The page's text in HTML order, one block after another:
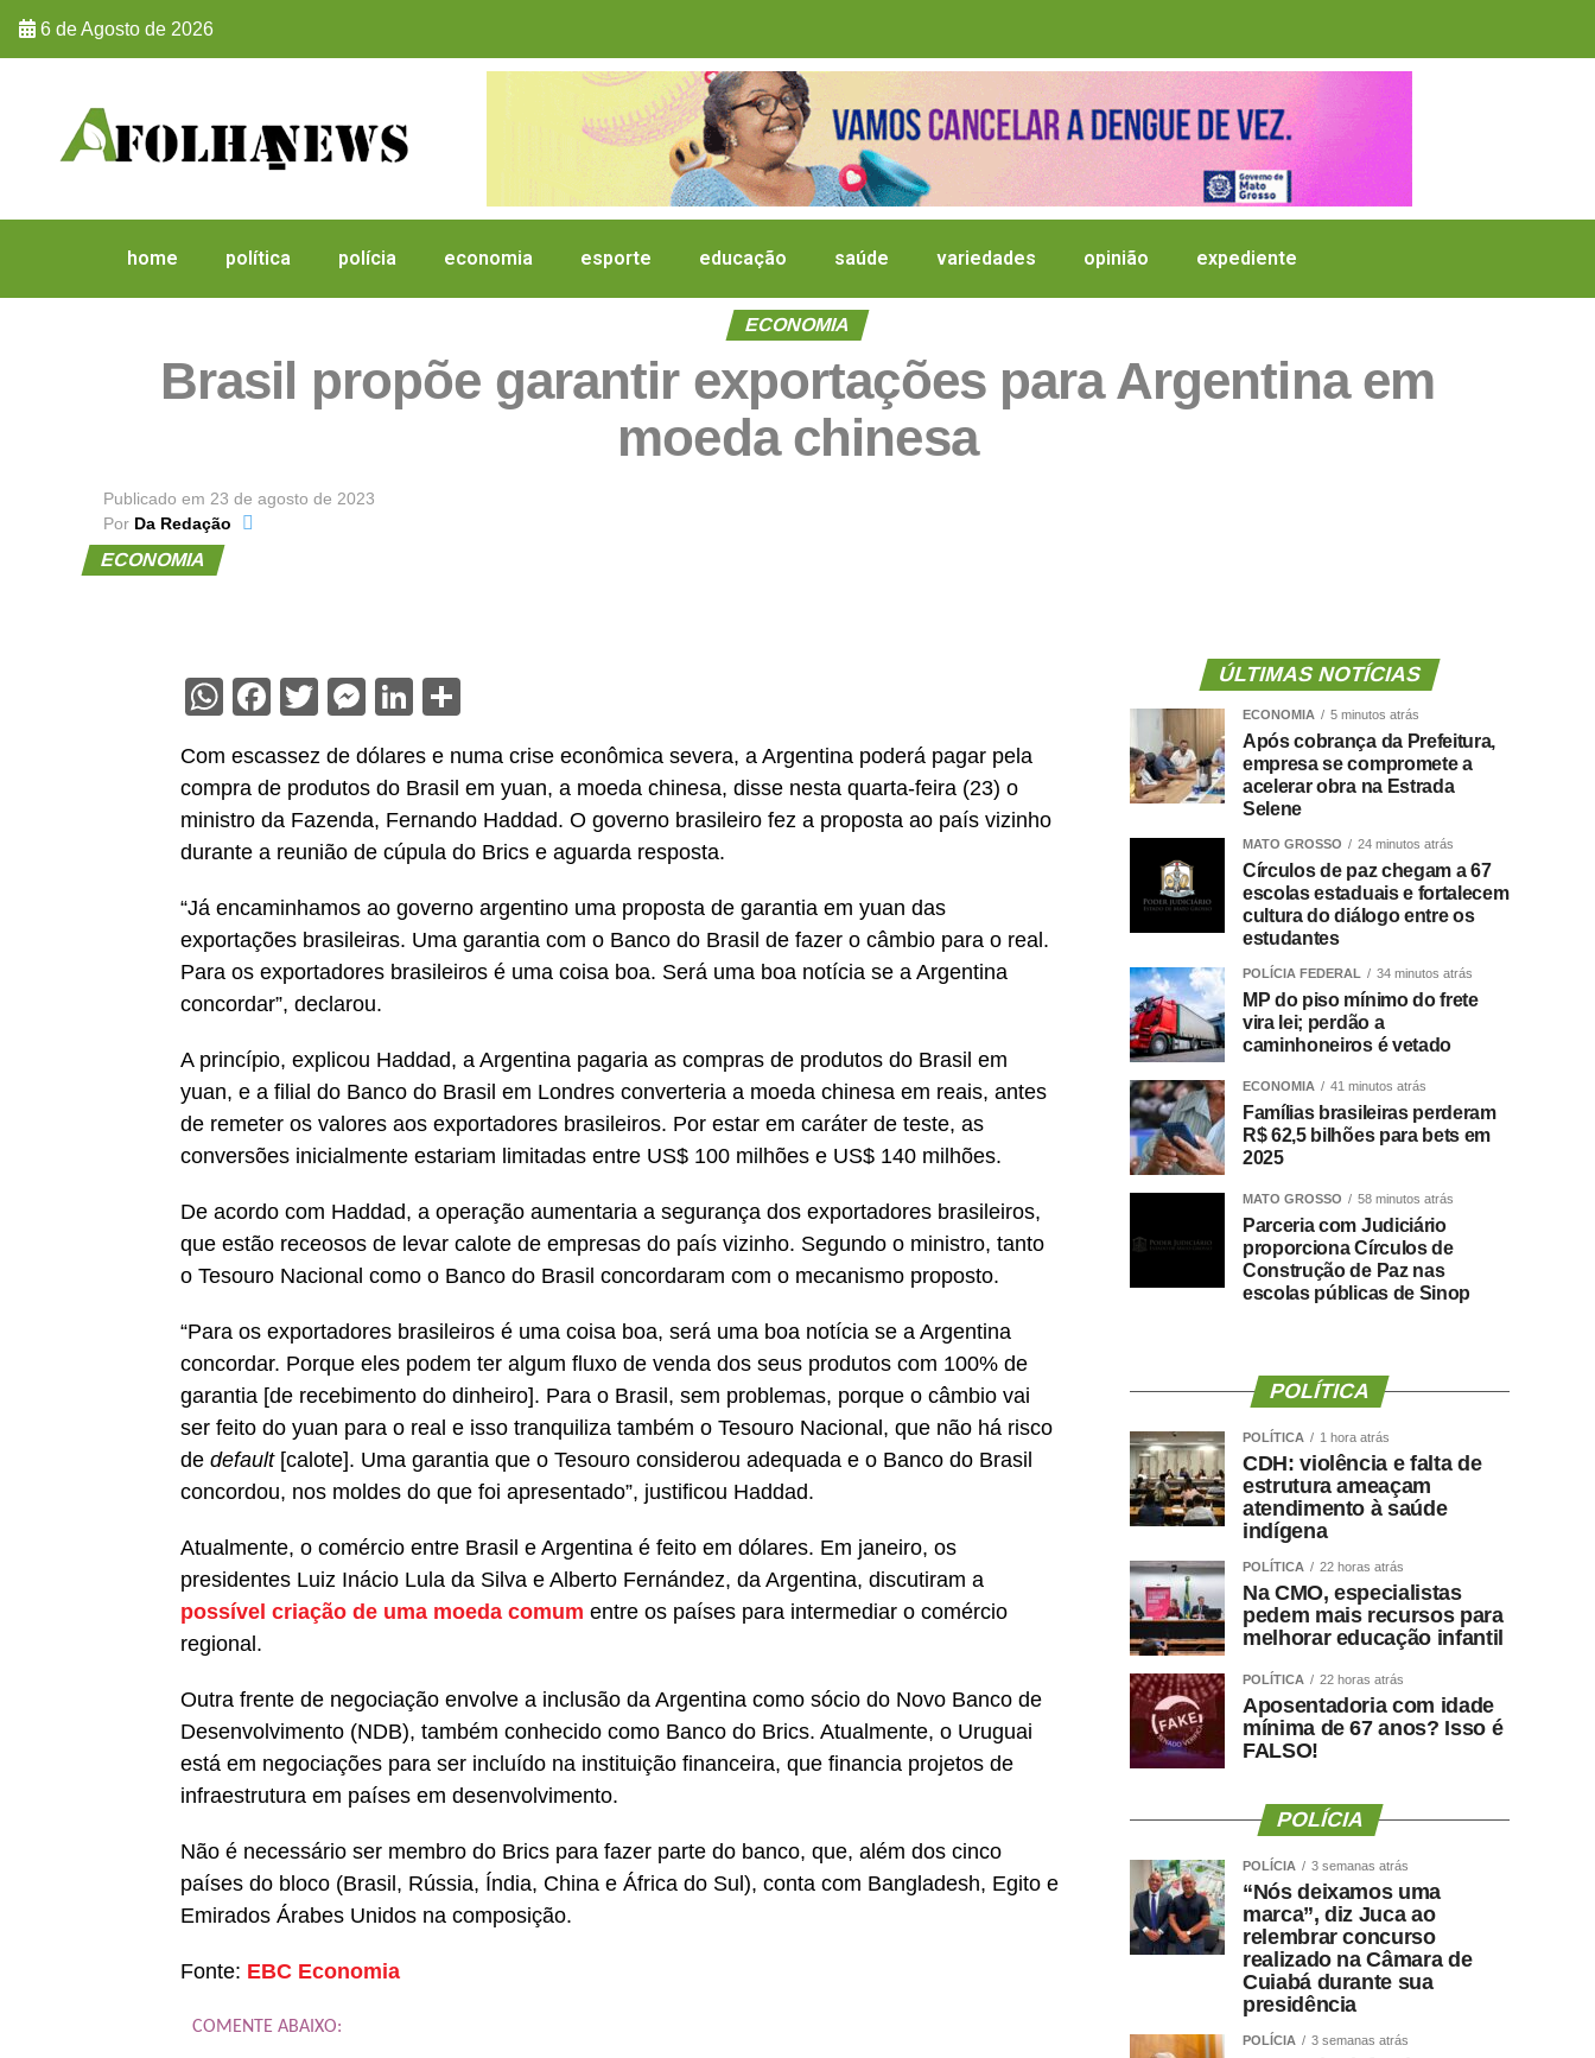
6 de Agosto de 2026
home política polícia economia esporte educação saúde variedades opinião expediente
ECONOMIA
Brasil propõe garantir exportações para Argentina em
moeda chinesa
Publicado em 23 de agosto de 2023
Por Da Redação
ECONOMIA
WhatsApp
Facebook
TwitterMessenger
LinkedIn
Com escassez de dólares e numa crise econômica severa, a Argentina poderá pagar pela
compra de produtos do Brasil em yuan, a moeda chinesa, disse nesta quarta-feira (23) o
ministro da Fazenda, Fernando Haddad. O governo brasileiro fez a proposta ao país vizinho
durante a reunião de cúpula do Brics e aguarda resposta.
“Já encaminhamos ao governo argentino uma proposta de garantia em yuan das
exportações brasileiras. Uma garantia com o Banco do Brasil de fazer o câmbio para o real.
Para os exportadores brasileiros é uma coisa boa. Será uma boa notícia se a Argentina
concordar”, declarou.
A princípio, explicou Haddad, a Argentina pagaria as compras de produtos do Brasil em
yuan, e a filial do Banco do Brasil em Londres converteria a moeda chinesa em reais, antes
de remeter os valores aos exportadores brasileiros. Por estar em caráter de teste, as
conversões inicialmente estariam limitadas entre US$ 100 milhões e US$ 140 milhões.
De acordo com Haddad, a operação aumentaria a segurança dos exportadores brasileiros,
que estão receosos de levar calote de empresas do país vizinho. Segundo o ministro, tanto
o Tesouro Nacional como o Banco do Brasil concordaram com o mecanismo proposto.
“Para os exportadores brasileiros é uma coisa boa, será uma boa notícia se a Argentina
concordar. Porque eles podem ter algum fluxo de venda dos seus produtos com 100% de
garantia [de recebimento do dinheiro]. Para o Brasil, sem problemas, porque o câmbio vai
ser feito do yuan para o real e isso tranquiliza também o Tesouro Nacional, que não há risco
de default[calote]. Uma garantia que o Tesouro considerou adequada e o Banco do Brasil
concordou, nos moldes do que foi apresentado”, justificou Haddad.
Atualmente, o comércio entre Brasil e Argentina é feito em dólares. Em janeiro, os
presidentes Luiz Inácio Lula da Silva e Alberto Fernández, da Argentina, discutiram a
possível criação de uma moeda comum entre os países para intermediar o comércio
regional.
Outra frente de negociação envolve a inclusão da Argentina como sócio do Novo Banco de
Desenvolvimento (NDB), também conhecido como Banco do Brics. Atualmente, o Uruguai
está em negociações para ser incluído na instituição financeira, que financia projetos de
infraestrutura em países em desenvolvimento.
Não é necessário ser membro do Brics para fazer parte do banco, que, além dos cinco
países do bloco (Brasil, Rússia, Índia, China e África do Sul), conta com Bangladesh, Egito e
Emirados Árabes Unidos na composição.
Fonte: EBC Economia
COMENTE ABAIXO:
ÚLTIMAS NOTÍCIAS
ECONOMIA 5 minutos atrás
Após cobrança da Prefeitura,
empresa se compromete a
acelerar obra na Estrada
Selene
MATO GROSSO 24 minutos atrás
Círculos de paz chegam a 67
escolas estaduais e fortalecem
cultura do diálogo entre os
estudantes
POLÍCIA FEDERAL 34 minutos atrás
MP do piso mínimo do frete
vira lei; perdão a
caminhoneiros é vetado
ECONOMIA 41 minutos atrás
Famílias brasileiras perderam
R$ 62,5 bilhões para bets em
2025
MATO GROSSO 58 minutos atrás
Parceria com Judiciário
proporciona Círculos de
Construção de Paz nas
escolas públicas de Sinop
POLÍTICA
POLÍTICA 1 hora atrás
CDH: violência e falta de
estrutura ameaçam
atendimento à saúde
indígena
POLÍTICA 22 horas atrás
Na CMO, especialistas
pedem mais recursos para
melhorar educação infantil
POLÍTICA 22 horas atrás
Aposentadoria com idade
mínima de 67 anos? Isso é
FALSO!
POLÍCIA
POLÍCIA 3 semanas atrás
“Nós deixamos uma
marca”, diz Juca ao
relembrar concurso
realizado na Câmara de
Cuiabá durante sua
presidência
POLÍCIA 3 semanas atrás